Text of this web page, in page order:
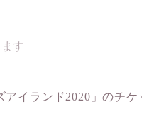
す
イランド2020」のチ